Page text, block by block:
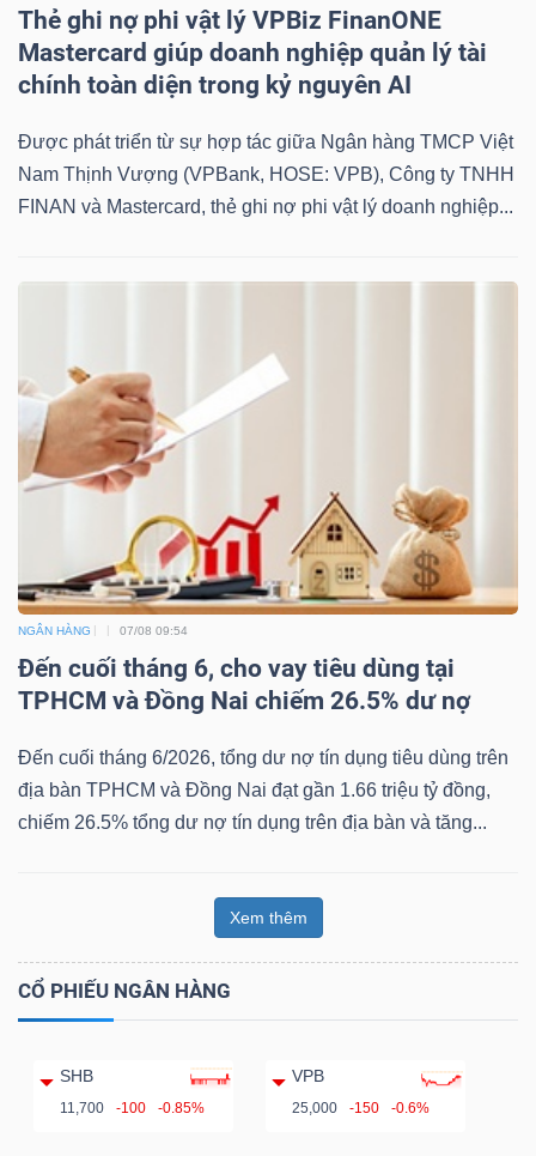
Thẻ ghi nợ phi vật lý VPBiz FinanONE
Mastercard giúp doanh nghiệp quản lý tài
chính toàn diện trong kỷ nguyên AI
Được phát triển từ sự hợp tác giữa Ngân hàng TMCP Việt
Nam Thịnh Vượng (VPBank, HOSE: VPB), Công ty TNHH
FINAN và Mastercard, thẻ ghi nợ phi vật lý doanh nghiệp...
NGÂN HÀNG 07/08 09:54
Đến cuối tháng 6, cho vay tiêu dùng tại
TPHCM và Đồng Nai chiếm 26.5% dư nợ
Đến cuối tháng 6/2026, tổng dư nợ tín dụng tiêu dùng trên
địa bàn TPHCM và Đồng Nai đạt gần 1.66 triệu tỷ đồng,
chiếm 26.5% tổng dư nợ tín dụng trên địa bàn và tăng...
Xem thêm
CỔ PHIẾU NGÂN HÀNG
SHB
11,700 -100 -0.85%
VPB
25,000 -150 -0.6%